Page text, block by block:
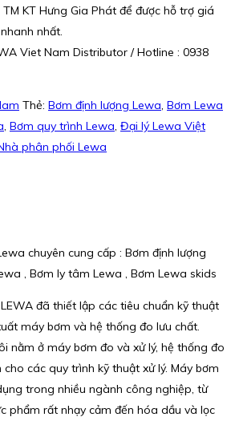
KT Hưng Gia Phát để được hỗ trợ giá
nhất.
Viet Nam Distributor / Hotline : 0938
Thẻ: Bơm định lượng Lewa, Bơm Lewa
, Bơm quy trình Lewa, Đại lý Lewa Việt
phân phối Lewa
chuyên cung cấp : Bơm định lượng
, Bơm ly tâm Lewa , Bơm Lewa skids
đã thiết lập các tiêu chuẩn kỹ thuật
máy bơm và hệ thống đo lưu chất.
nằm ở máy bơm đo và xử lý, hệ thống đo
các quy trình kỹ thuật xử lý. Máy bơm
trong nhiều ngành công nghiệp, từ
phẩm rất nhạy cảm đến hóa dầu và lọc